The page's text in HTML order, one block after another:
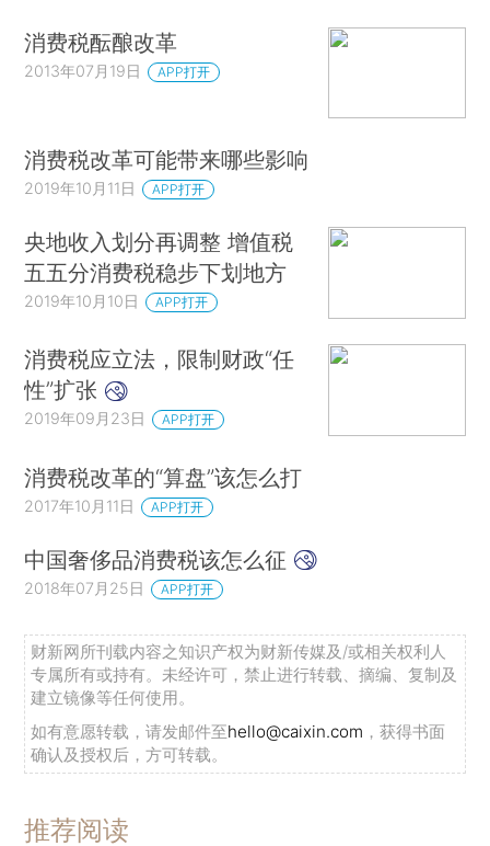
消费税酝酿改革
2013年07月19日 APP打开
消费税改革可能带来哪些影响
2019年10月11日 APP打开
央地收入划分再调整 增值税
五五分消费税稳步下划地方
2019年10月10日 APP打开
消费税应立法，限制财政“任
性”扩张
2019年09月23日 APP打开
消费税改革的“算盘”该怎么打
2017年10月11日 APP打开
中国奢侈品消费税该怎么征
2018年07月25日 APP打开
财新网所刊载内容之知识产权为财新传媒及/或相关权利人
专属所有或持有。未经许可，禁止进行转载、摘编、复制及
建立镜像等任何使用。
如有意愿转载，请发邮件至hello@caixin.com ，获得书面
确认及授权后，方可转载。
推荐阅读